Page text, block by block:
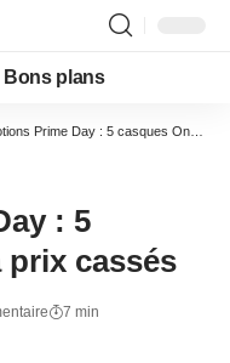
Bons plans
Prime Day : 5 casques OneOdio à prix cassés
: 5
prix cassés
7 min